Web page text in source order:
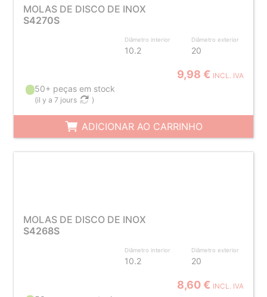
MOLAS DE DISCO DE INOX
S4270S
Diâmetro interior
10.2
Diâmetro exterior
20
9,98 € INCL. IVA
50+ peças em stock
(il y a 7 jours )
ADICIONAR AO CARRINHO
MOLAS DE DISCO DE INOX
S4268S
Diâmetro interior
10.2
Diâmetro exterior
20
8,60 € INCL. IVA